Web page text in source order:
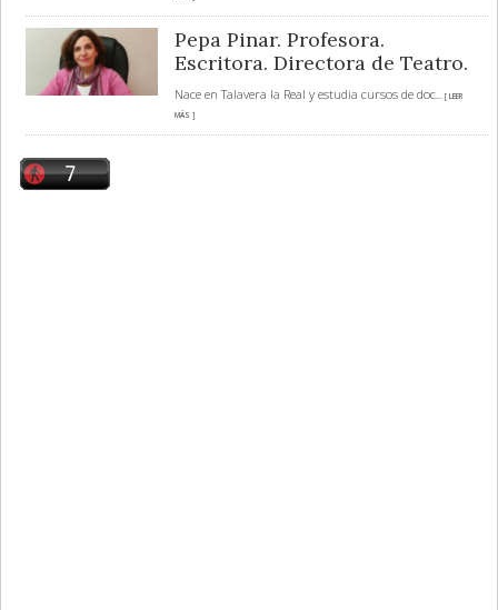
Pepa Pinar. Profesora.
Escritora. Directora de Teatro.
Nace en Talavera la Real y estudia cursos de doc... [ LEER
MÁS ]